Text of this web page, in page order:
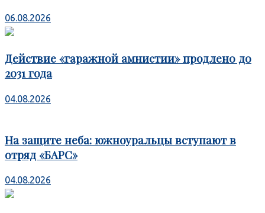
06.08.2026
Действие «гаражной амнистии» продлено до
2031 года
04.08.2026
На защите неба: южноуральцы вступают в
отряд «БАРС»
04.08.2026